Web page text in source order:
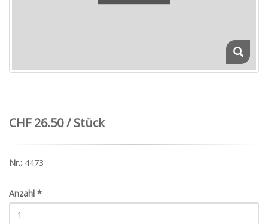
CHF 26.50 / Stück
Nr.: 4473
Anzahl *